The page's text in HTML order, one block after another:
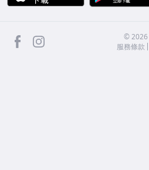
facebook ©2026
服務條款